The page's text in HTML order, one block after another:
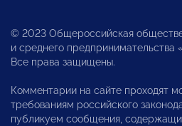
© 2023 Общероссийская
и среднего
Все права защищены.
Комментарии на сайте проходят
требованиям российского
публикуем сообщения,